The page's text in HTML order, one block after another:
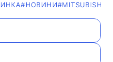
#НОВИНИ#MITSUBISHI